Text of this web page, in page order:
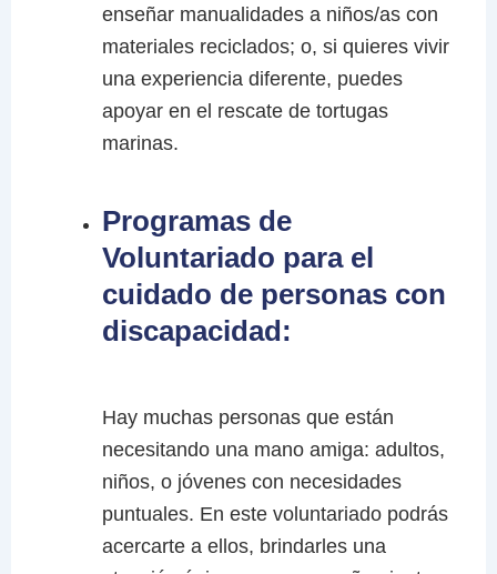
enseñar manualidades a niños/as con
materiales reciclados; o, si quieres vivir
una experiencia diferente, puedes
apoyar en el rescate de tortugas
marinas.
Programas de
Voluntariado para el
cuidado de personas con
discapacidad:
Hay muchas personas que están
necesitando una mano amiga: adultos,
niños, o jóvenes con necesidades
puntuales. En este voluntariado podrás
acercarte a ellos, brindarles una